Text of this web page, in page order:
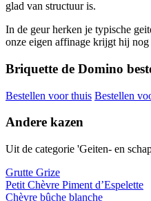
glad van structuur is.
In de geur herken je typische
onze eigen affinage krijgt hij
Briquette de Domino
Bestellen voor thuis Bestellen
Andere kazen
Uit de categorie 'Geiten- en
Grutte Grize
Petit Chèvre Piment d’Espelette
Chèvre bûche blanche